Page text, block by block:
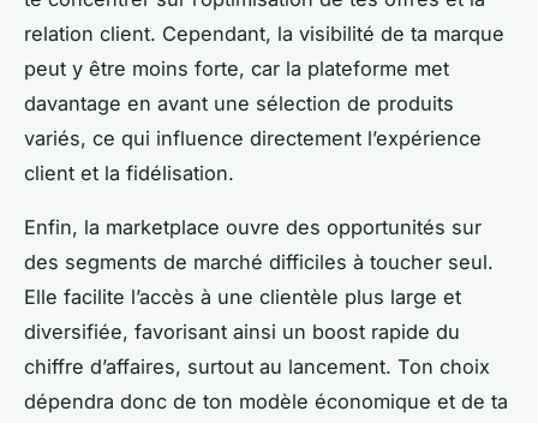
relation client. Cependant, la visibilité de ta marque
peut y être moins forte, car la plateforme met
davantage en avant une sélection de produits
variés, ce qui influence directement l’expérience
client et la fidélisation.
Enfin, la marketplace ouvre des opportunités sur
des segments de marché difficiles à toucher seul.
Elle facilite l’accès à une clientèle plus large et
diversifiée, favorisant ainsi un boost rapide du
chiffre d’affaires, surtout au lancement. Ton choix
dépendra donc de ton modèle économique et de ta